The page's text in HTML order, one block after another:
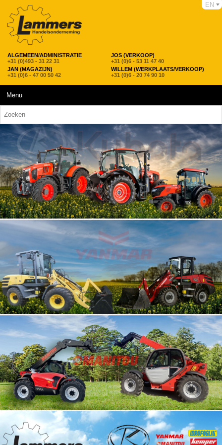
ALGEMEEN/ADMINISTRATIE
+31 (0)493 - 31 22 31
JOS (VERKOOP)
+31 (0)6 - 53 11 47 40
JAN (MAGAZIJN)
+31 (0)6 - 47 00 50 42
WILLEM (WERKPLAATS/VERKOOP)
+31 (0)6 - 20 74 90 10
EN
Menu